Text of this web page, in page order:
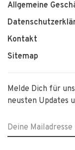
Allgemeine
Kontakt
Sitemap
Melde Dich für
neusten Updates